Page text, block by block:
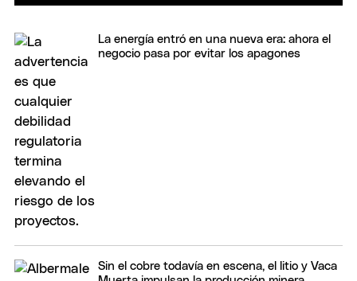
La energía entró en una nueva era: ahora el
negocio pasa por evitar los apagones
Sin el cobre todavía en escena, el litio y Vaca